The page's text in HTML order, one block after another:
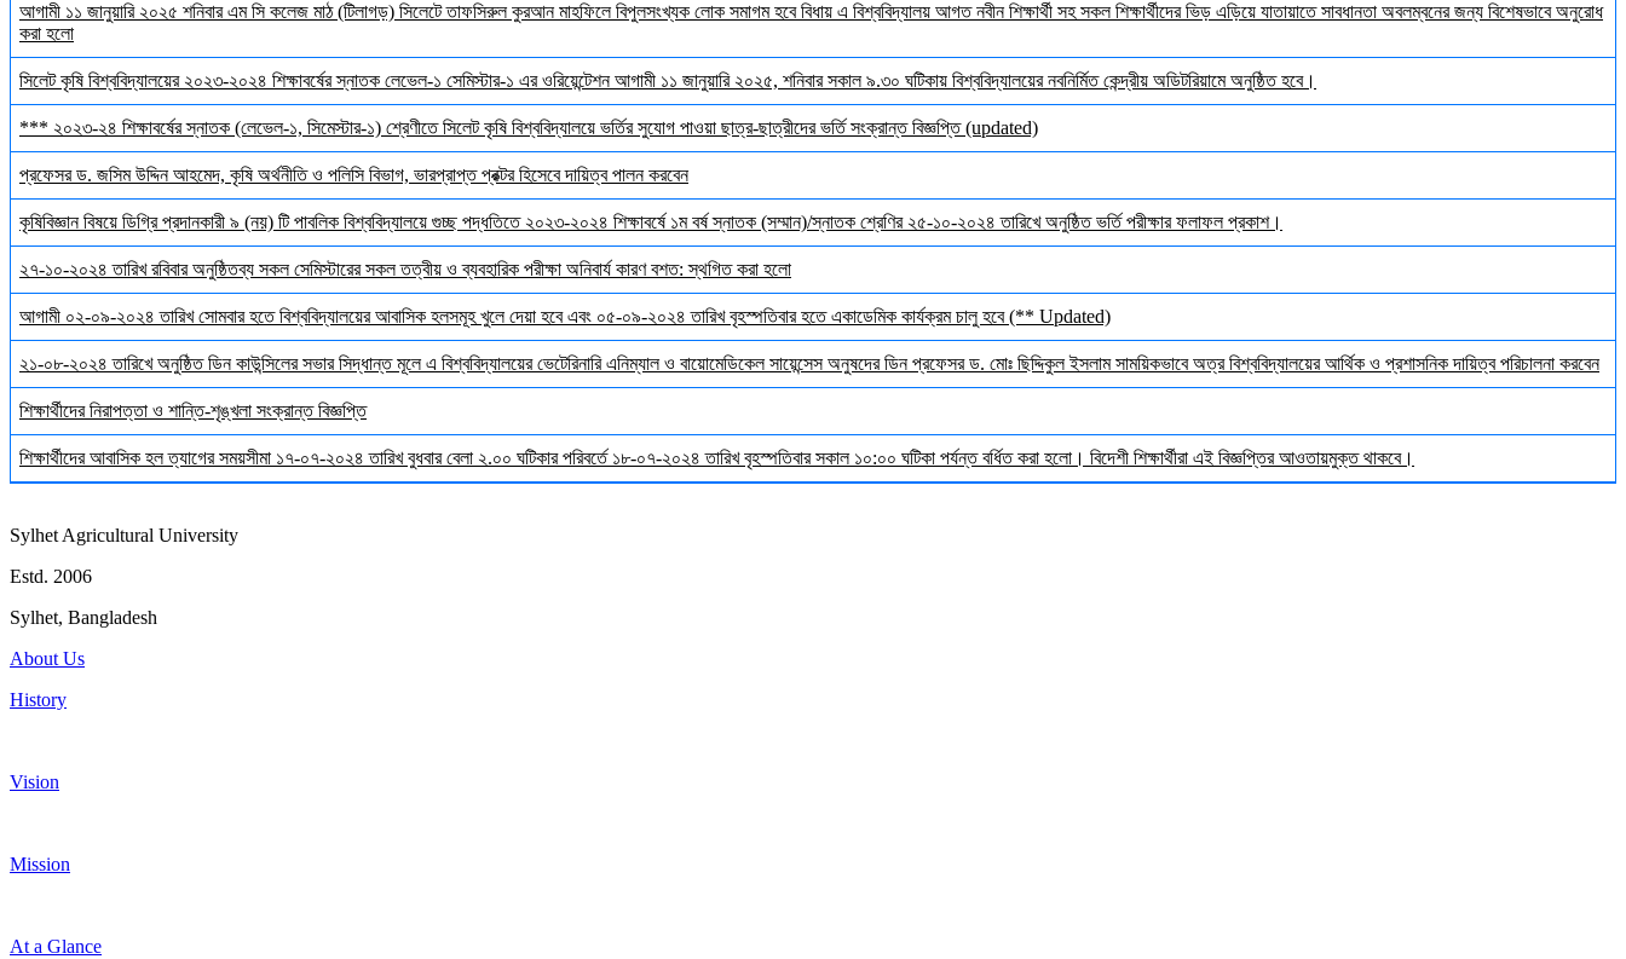
আগামী ১১ জানুয়ারি ২০২৫ শনিবার এম সি কলেজ মাঠ (টিলাগড়) সিলেটে তাফসিরুল কুরআন মাহফিলে বিপুলসংখ্যক লোক সমাগম হবে বিধায় এ বিশ্ববিদ্যালয় আগত নবীন শিক্ষার্থী সহ সকল শিক্ষার্থীদের ভিড় এড়িয়ে যাতায়াতে সাবধানতা অবলম্বনের জন্য বিশেষভাবে অনুরোধ
করা হলো
সিলেট কৃষি বিশ্ববিদ্যালয়ের ২০২৩-২০২৪ শিক্ষাবর্ষের স্নাতক লেভেল-১ সেমিস্টার-১ এর ওরিয়েন্টেশন আগামী ১১ জানুয়ারি ২০২৫, শনিবার সকাল ৯.৩০ ঘটিকায় বিশ্ববিদ্যালয়ের নবনির্মিত কেন্দ্রীয় অডিটরিয়ামে অনুষ্ঠিত হবে।
*** ২০২৩-২৪ শিক্ষাবর্ষের স্নাতক (লেভেল-১, সিমেস্টার-১) শ্রেণীতে সিলেট কৃষি বিশ্ববিদ্যালয়ে ভর্তির সুযোগ পাওয়া ছাত্র-ছাত্রীদের ভর্তি সংক্রান্ত বিজ্ঞপ্তি (updated)
প্রফেসর ড. জসিম উদ্দিন আহমেদ, কৃষি অর্থনীতি ও পলিসি বিভাগ, ভারপ্রাপ্ত প্রক্টর হিসেবে দায়িত্ব পালন করবেন
কৃষিবিজ্ঞান বিষয়ে ডিগ্রি প্রদানকারী ৯ (নয়) টি পাবলিক বিশ্ববিদ্যালয়ে গুচ্ছ পদ্ধতিতে ২০২৩-২০২৪ শিক্ষাবর্ষে ১ম বর্ষ স্নাতক (সম্মান)/স্নাতক শ্রেণির ২৫-১০-২০২৪ তারিখে অনুষ্ঠিত ভর্তি পরীক্ষার ফলাফল প্রকাশ।
২৭-১০-২০২৪ তারিখ রবিবার অনুষ্ঠিতব্য সকল সেমিস্টারের সকল তত্বীয় ও ব্যবহারিক পরীক্ষা অনিবার্য কারণ বশত: স্থগিত করা হলো
আগামী ০২-০৯-২০২৪ তারিখ সোমবার হতে বিশ্ববিদ্যালয়ের আবাসিক হলসমূহ খুলে দেয়া হবে এবং ০৫-০৯-২০২৪ তারিখ বৃহস্পতিবার হতে একাডেমিক কার্যক্রম চালু হবে (** Updated)
২১-০৮-২০২৪ তারিখে অনুষ্ঠিত ডিন কাউন্সিলের সভার সিদ্ধান্ত মূলে এ বিশ্ববিদ্যালয়ের ভেটেরিনারি এনিম্যাল ও বায়োমেডিকেল সায়েন্সেস অনুষদের ডিন প্রফেসর ড. মোঃ ছিদ্দিকুল ইসলাম সাময়িকভাবে অত্র বিশ্ববিদ্যালয়ের আর্থিক ও প্রশাসনিক দায়িত্ব পরিচালনা করবেন
শিক্ষার্থীদের নিরাপত্তা ও শান্তি-শৃঙ্খলা সংক্রান্ত বিজ্ঞপ্তি
শিক্ষার্থীদের আবাসিক হল ত্যাগের সময়সীমা ১৭-০৭-২০২৪ তারিখ বুধবার বেলা ২.০০ ঘটিকার পরিবর্তে ১৮-০৭-২০২৪ তারিখ বৃহস্পতিবার সকাল ১০:০০ ঘটিকা পর্যন্ত বর্ধিত করা হলো। বিদেশী শিক্ষার্থীরা এই বিজ্ঞপ্তির আওতায়মুক্ত থাকবে।
Sylhet Agricultural University
Estd. 2006
Sylhet, Bangladesh
About Us
History
Vision
Mission
At a Glance